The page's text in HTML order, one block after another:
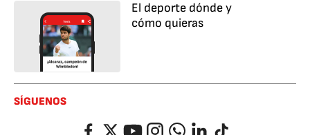
El deporte dónde y
cómo quieras
SÍGUENOS
FacebookTwitterYouTubeInstagramWhatsappLinkedIn
TikTok